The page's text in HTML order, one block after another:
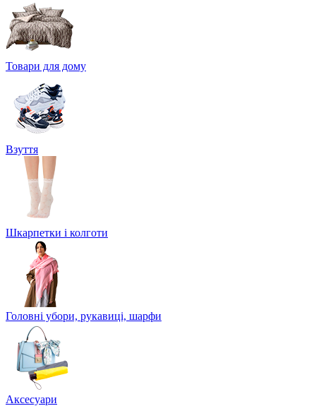
Товари для дому
Взуття
Шкарпетки і колготи
Головні убори, рукавиці, шарфи
Аксесуари